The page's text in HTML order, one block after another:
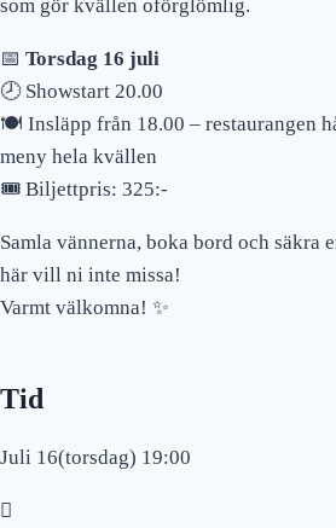
som gör kvällen oförglömlig.
📅 Torsdag 16 juli
🕗 Showstart 20.00
🍽 Insläpp från 18.00 – restaurangen
meny hela kvällen
🎟 Biljettpris: 325:-
Samla vännerna, boka bord och säkra
här vill ni inte missa!
Varmt välkomna! ✨
Tid
Juli 16(torsdag) 19:00